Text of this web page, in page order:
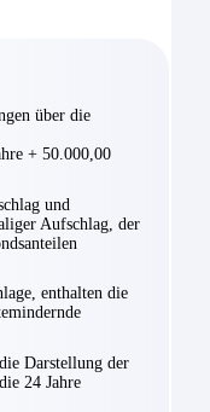
über die
+ 50.000,00
und
Aufschlag, der
enthalten die
Darstellung der
24 Jahre